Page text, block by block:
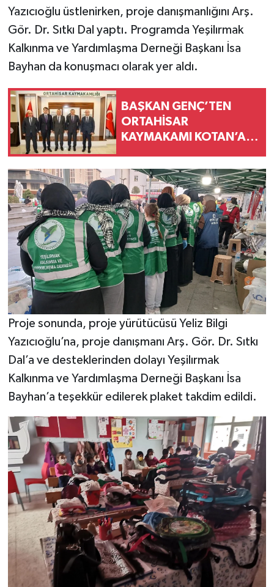
Yazıcıoğlu üstlenirken, proje danışmanlığını Arş.
Gör. Dr. Sıtkı Dal yaptı. Programda Yeşilırmak
Kalkınma ve Yardımlaşma Derneği Başkanı İsa
Bayhan da konuşmacı olarak yer aldı.
BAŞKAN GENÇ’TEN
ORTAHİSAR
KAYMAKAMI KOTAN’A
ZİYARETİ
Proje sonunda, proje yürütücüsü Yeliz Bilgi
Yazıcıoğlu’na, proje danışmanı Arş. Gör. Dr. Sıtkı
Dal’a ve desteklerinden dolayı Yeşilırmak
Kalkınma ve Yardımlaşma Derneği Başkanı İsa
Bayhan’a teşekkür edilerek plaket takdim edildi.